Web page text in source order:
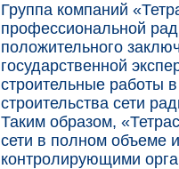
Группа компаний
профессиональной
положительного
государственной
строительные работы
строительства сети
Таким образом,
сети в полном объеме
контролирующими